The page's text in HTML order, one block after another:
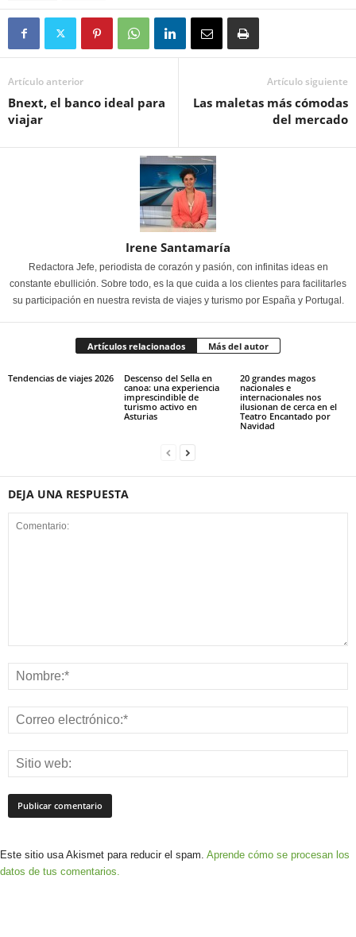
Artículo anterior
Bnext, el banco ideal para
viajar
Artículo siguiente
Las maletas más cómodas
del mercado
Irene Santamaría
Redactora Jefe, periodista de corazón y pasión, con infinitas ideas en
constante ebullición. Sobre todo, es la que cuida a los clientes para facilitarles
su participación en nuestra revista de viajes y turismo por España y Portugal.
Artículos relacionados Más del autor
Tendencias de viajes 2026
Descenso del Sella en
canoa: una experiencia
imprescindible de
turismo activo en
Asturias
20 grandes magos
nacionales e
internacionales nos
ilusionan de cerca en el
Teatro Encantado por
Navidad
DEJA UNA RESPUESTA
Este sitio usa Akismet para reducir el spam. Aprende cómo se procesan los
datos de tus comentarios.